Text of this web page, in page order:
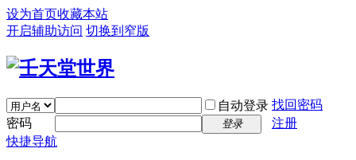
设为首页收藏本站
开启辅助访问 切换到窄版
自动登录 找回密码
密码
登录
注册
快捷导航